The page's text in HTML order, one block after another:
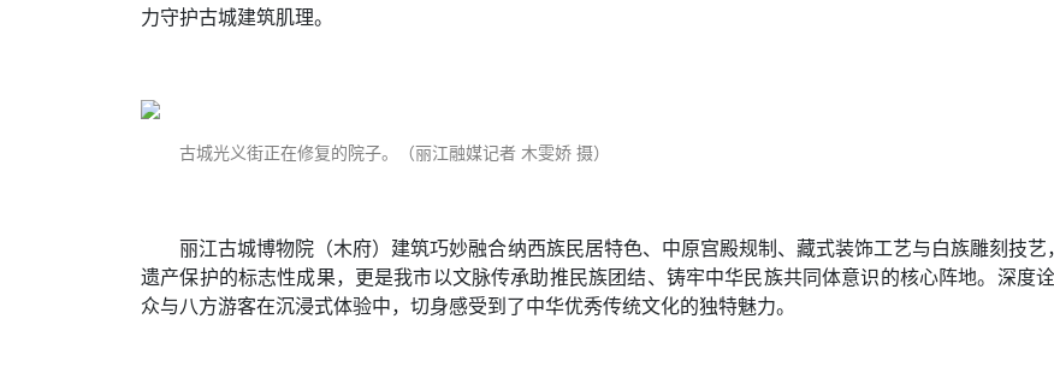
力守护古城建筑肌理。
古城光义街正在修复的院子。（丽江融媒记者 木雯娇 摄）
丽江古城博物院（木府）建筑巧妙融合纳西族民居特色、中原宫殿规制、藏式装饰工艺与白族雕刻技
遗产保护的标志性成果，更是我市以文脉传承助推民族团结、铸牢中华民族共同体意识的核心阵地。深度
众与八方游客在沉浸式体验中，切身感受到了中华优秀传统文化的独特魅力。